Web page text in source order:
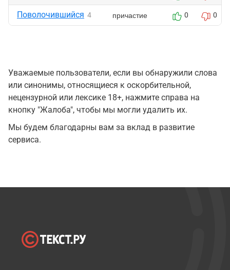
Поволочившийся 4 причастие 0 0
Уважаемые пользователи, если вы обнаружили слова
или синонимы, относящиеся к оскорбительной,
нецензурной или лексике 18+, нажмите справа на
кнопку "Жалоба", чтобы мы могли удалить их.
Мы будем благодарны вам за вклад в развитие
сервиса.